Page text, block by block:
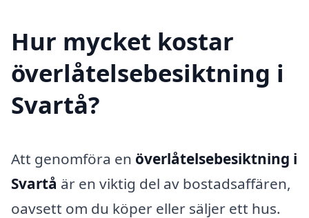
Hur mycket kostar
överlåtelsebesiktning i
Svartå?
Att genomföra en överlåtelsebesiktning i
Svartå är en viktig del av bostadsaffären,
oavsett om du köper eller säljer ett hus.